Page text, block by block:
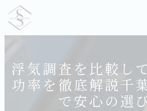
浮気調査を比較し
功率を徹底解説千
で安心の選